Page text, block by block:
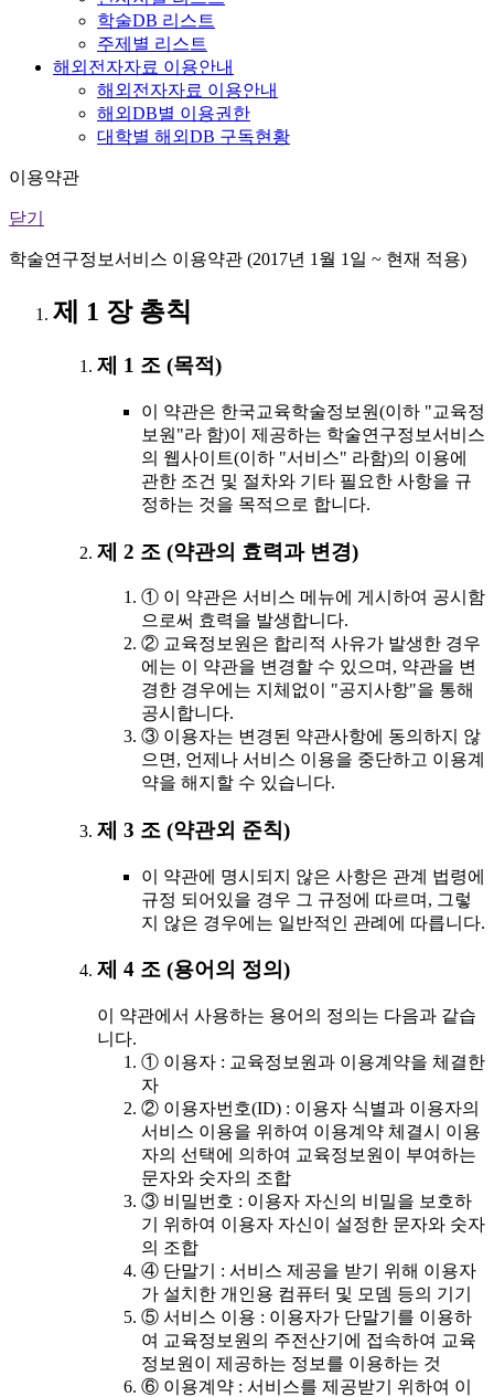
학술DB 리스트
주제별 리스트
해외전자자료 이용안내
해외전자자료 이용안내
해외DB별 이용권한
대학별 해외DB 구독현황
이용약관
닫기
학술연구정보서비스 이용약관 (2017년 1월 1일 ~ 현재 적용)
제 1 장 총칙
제 1 조 (목적)
이 약관은 한국교육학술정보원(이하 "교육정
보원"라 함)이 제공하는 학술연구정보서비스
의 웹사이트(이하 "서비스" 라함)의 이용에
관한 조건 및 절차와 기타 필요한 사항을 규
정하는 것을 목적으로 합니다.
제 2 조 (약관의 효력과 변경)
① 이 약관은 서비스 메뉴에 게시하여 공시함
으로써 효력을 발생합니다.
② 교육정보원은 합리적 사유가 발생한 경우
에는 이 약관을 변경할 수 있으며, 약관을 변
경한 경우에는 지체없이 "공지사항"을 통해
공시합니다.
③ 이용자는 변경된 약관사항에 동의하지 않
으면, 언제나 서비스 이용을 중단하고 이용계
약을 해지할 수 있습니다.
제 3 조 (약관외 준칙)
이 약관에 명시되지 않은 사항은 관계 법령에
규정 되어있을 경우 그 규정에 따르며, 그렇
지 않은 경우에는 일반적인 관례에 따릅니다.
제 4 조 (용어의 정의)
이 약관에서 사용하는 용어의 정의는 다음과 같습
니다.
① 이용자 : 교육정보원과 이용계약을 체결한
자
② 이용자번호(ID) : 이용자 식별과 이용자의
서비스 이용을 위하여 이용계약 체결시 이용
자의 선택에 의하여 교육정보원이 부여하는
문자와 숫자의 조합
③ 비밀번호 : 이용자 자신의 비밀을 보호하
기 위하여 이용자 자신이 설정한 문자와 숫자
의 조합
④ 단말기 : 서비스 제공을 받기 위해 이용자
가 설치한 개인용 컴퓨터 및 모뎀 등의 기기
⑤ 서비스 이용 : 이용자가 단말기를 이용하
여 교육정보원의 주전산기에 접속하여 교육
정보원이 제공하는 정보를 이용하는 것
⑥ 이용계약 : 서비스를 제공받기 위하여 이